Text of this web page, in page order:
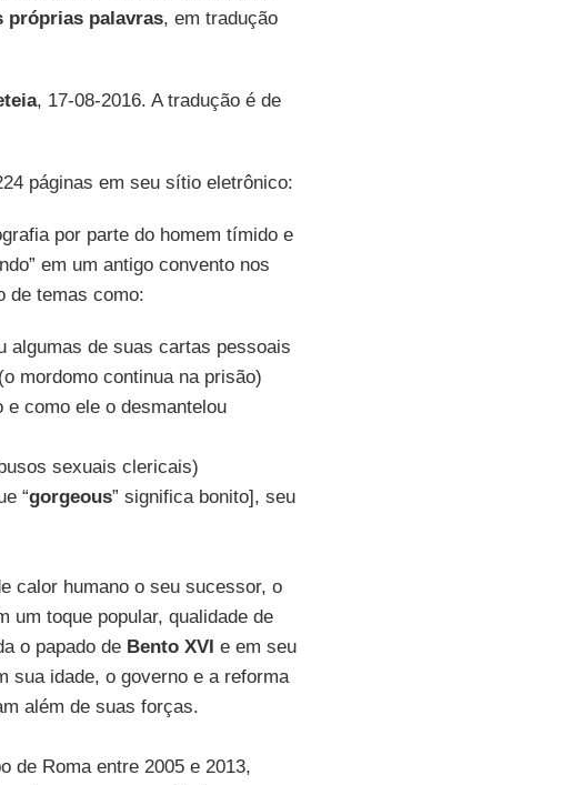
próprias palavras, em tradução
, 17-08-2016. A tradução é de
páginas em seu sítio eletrônico:
por parte do homem tímido e
em um antigo convento nos
de temas como:
algumas de suas cartas pessoais
mordomo continua na prisão)
e como ele o desmantelou
sexuais clericais)
“gorgeous” significa bonito], seu
calor humano o seu sucessor, o
um toque popular, qualidade de
o papado de Bento XVI e em seu
sua idade, o governo e a reforma
além de suas forças.
de Roma entre 2005 e 2013,